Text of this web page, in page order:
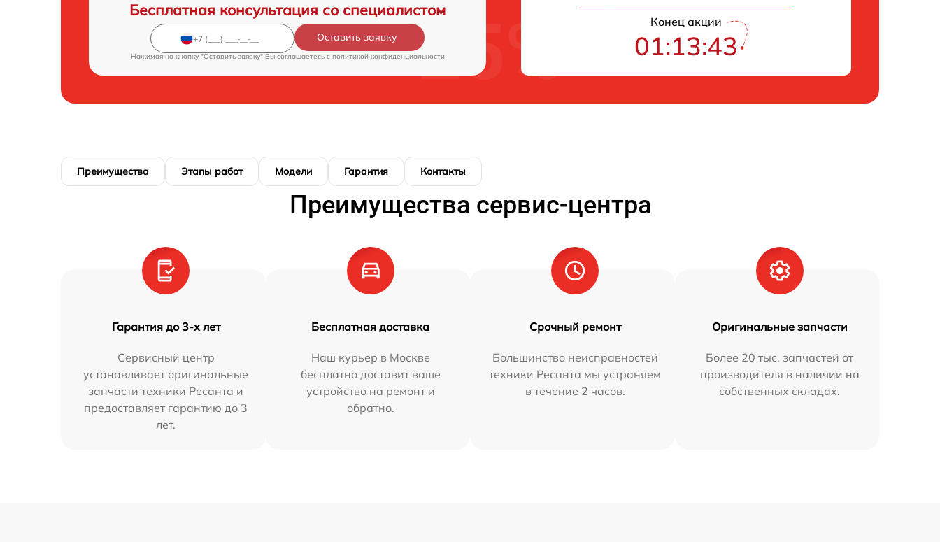
Бесплатная консультация со специалистом
Оставить заявку
Нажимая на кнопку "Оставить заявку" Вы соглашаетесь c политикой конфиденциальности
Конец акции
01:13:42
Преимущества Этапы работ Модели Гарантия Контакты
Преимущества сервис-центра
Гарантия до 3-х лет
Сервисный центр
устанавливает оригинальные
запчасти техники Ресанта и
предоставляет гарантию до 3
лет.
Бесплатная доставка
Наш курьер в Москве
бесплатно доставит ваше
устройство на ремонт и
обратно.
Срочный ремонт
Большинство неисправностей
техники Ресанта мы устраняем
в течение 2 часов.
Оригинальные запчасти
Более 20 тыс. запчастей от
производителя в наличии на
собственных складах.